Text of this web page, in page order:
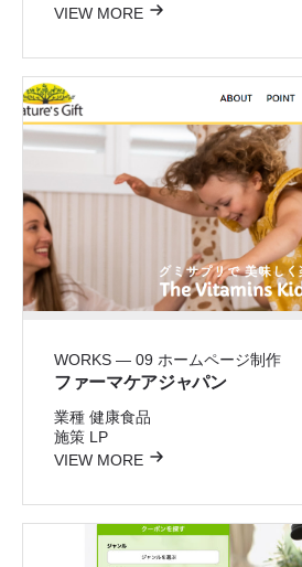
VIEW MORE
WORKS — 09 ホームページ制作
ファーマケアジャパン
業種 健康食品
施策 LP
VIEW MORE